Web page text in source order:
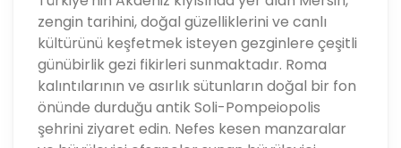
zengin tarihini, doğal güzelliklerini ve canlı
kültürünü keşfetmek isteyen gezginlere çeşitli
günübirlik gezi fikirleri sunmaktadır. Roma
kalıntılarının ve asırlık sütunların doğal bir fon
önünde durduğu antik Soli-Pompeiopolis
şehrini ziyaret edin. Nefes kesen manzaralar